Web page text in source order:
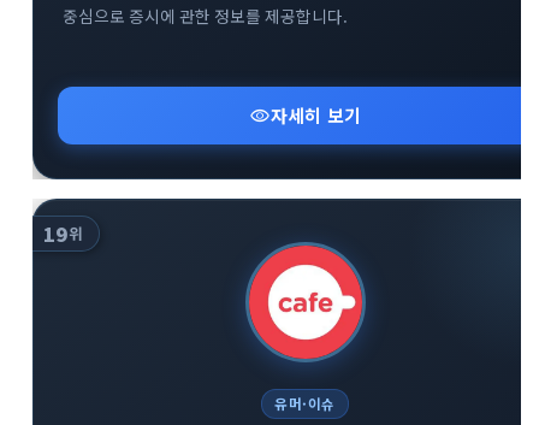
중심으로 증시에 관한 정보를 제공합니다.
visibility자세히 보기
19위
유머·이슈